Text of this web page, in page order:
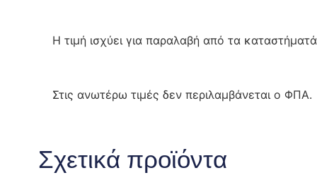
Η τιμή ισχύει για παραλαβή από τα
Στις ανωτέρω τιμές δεν περιλαμβάνεται ο ΦΠΑ.
Σχετικά προϊόντα